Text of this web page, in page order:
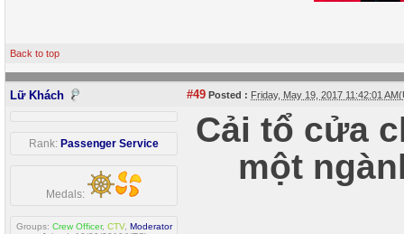
Back to top
Lữ Khách #49 Posted : Friday, May 19, 2017 11:42:01
Rank: Passenger Service
Medals:
Groups: Crew Officer, CTV, Moderator
Cải tổ cửa
một